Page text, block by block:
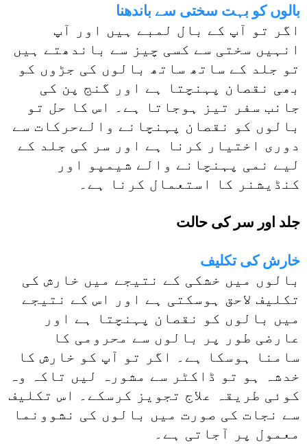
بالوں کو بہت سختی سے باندھنا
اگر تو آپ کے بال لمبے ہیں اور آپ
انہیں سختی سے کسی چیز سے باندھتے ہیں
تو جلد کے ساتھ ساتھ بالوں کی جڑوں کو
بھی نقصان پہنچتا ہے اور گنج پن کی
جانب سفر تیز ہوجاتا ہے۔ اس کا حل تو
بالوں کو نقصان پہنچانے والےحرکات سے
دوری اختیار کرنا ہے اور سر کی جلد کے
لیے نمی پہنچانے والے شیمپو اور
کنڈیشنر کا استعمال کرنا ہے۔
جلد اور سر کی حالت
خارش کی تکلیف
بالوں میں خشکی کے نتیجے میں خارش کی
تکلیف لاحق ہوسکتی ہے اور اس کے نتیجے
میں بالوں کو نقصان پہنچتا ہے اور
عارضی طور پر بالوں سے محرومی کا
سامنا ہوسکا ہے۔ اگر تو آپ کو خارش کا
خدشہ ہو تو ڈاکٹر سے مشورہ لیں تاکہ وہ
کوئی طریقہ علاج تجویز کرسکے۔ اس تکلیف
سے نجات کی صورت میں بالوں کی نشوونما
معمول پر آجاتی ہے۔